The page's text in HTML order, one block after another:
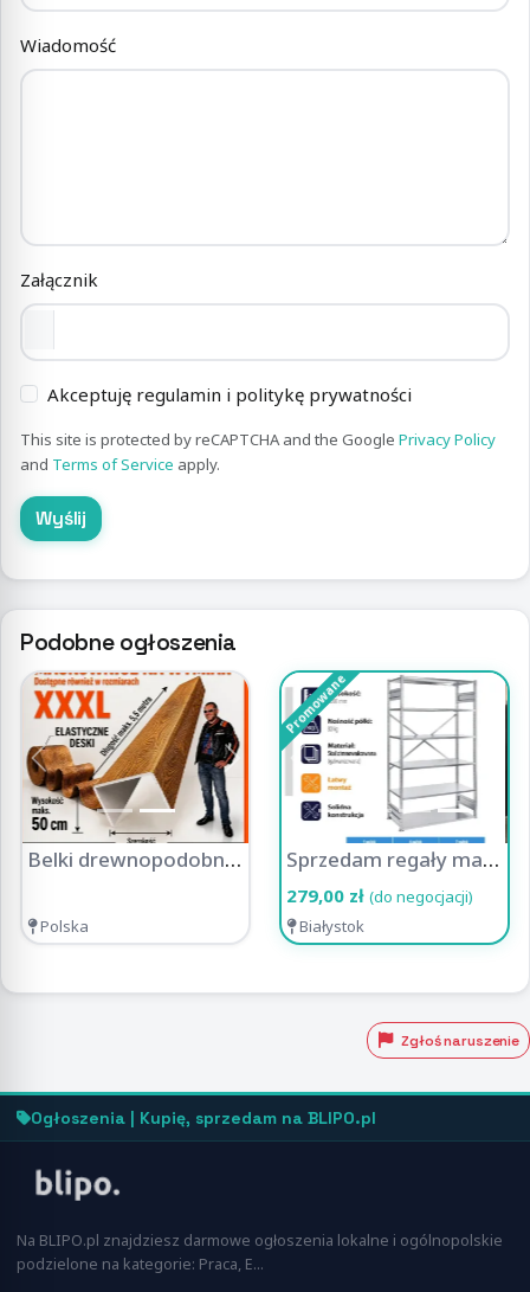
Wiadomość
Załącznik
Akceptuję regulamin i politykę prywatności
This site is protected by reCAPTCHA and the Google Privacy Policy
and Terms of Service apply.
Wyślij
Podobne ogłoszenia
Previous Next
Belki drewnopodobne Plastmaker - dekoracja z charakterem
Polska
Promowane
Previous
Sprzedam regały magazynowe, metalowe od 279zł (MS REGAŁY)
279,00 zł (do negocjacji)
Białystok
Zgłoś naruszenie
Ogłoszenia | Kupię, sprzedam na BLIPO.pl
Na BLIPO.pl znajdziesz darmowe ogłoszenia lokalne i ogólnopolskie
podzielone na kategorie: Praca, E…